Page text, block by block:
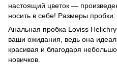
настоящий цветок —
носить в себе! Размеры пробки:
Анальная пробка Loviss
ваши ожидания, ведь она
красивая и благодаря
новичков.